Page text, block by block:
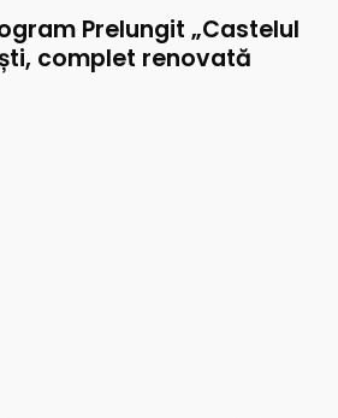
Prelungit „Castelul
complet renovată